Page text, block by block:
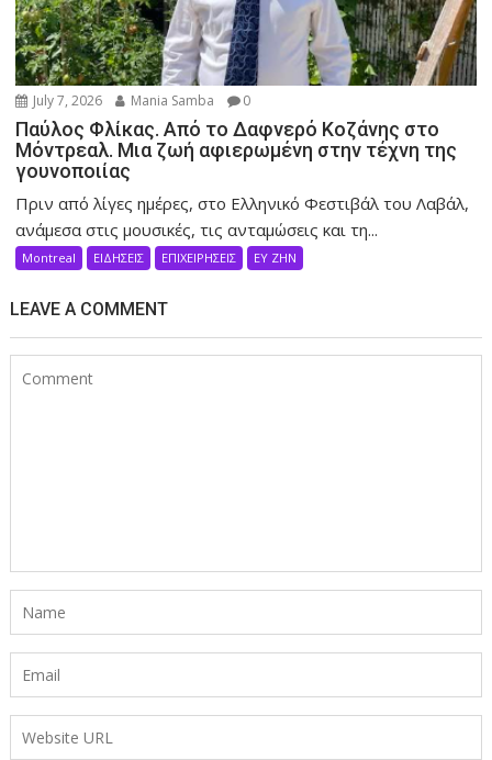
July 7, 2026 Mania Samba 0
Παύλος Φλίκας. Από το Δαφνερό Κοζάνης στο
Μόντρεαλ. Μια ζωή αφιερωμένη στην τέχνη της
γουνοποιίας
Πριν από λίγες ημέρες, στο Ελληνικό Φεστιβάλ του Λαβάλ,
ανάμεσα στις μουσικές, τις ανταμώσεις και τη...
Montreal ΕΙΔΗΣΕΙΣ ΕΠΙΧΕΙΡΗΣΕΙΣ ΕΥ ΖΗΝ
LEAVE A COMMENT